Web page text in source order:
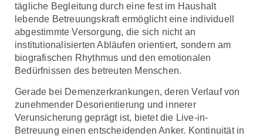
tägliche Begleitung durch eine fest im Haushalt
lebende Betreuungskraft ermöglicht eine individuell
abgestimmte Versorgung, die sich nicht an
institutionalisierten Abläufen orientiert, sondern am
biografischen Rhythmus und den emotionalen
Bedürfnissen des betreuten Menschen.
Gerade bei Demenzerkrankungen, deren Verlauf von
zunehmender Desorientierung und innerer
Verunsicherung geprägt ist, bietet die Live-in-
Betreuung einen entscheidenden Anker. Kontinuität in